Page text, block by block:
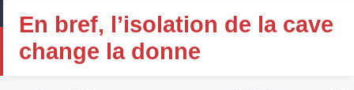
En bref, l’isolation de la cave
change la donne